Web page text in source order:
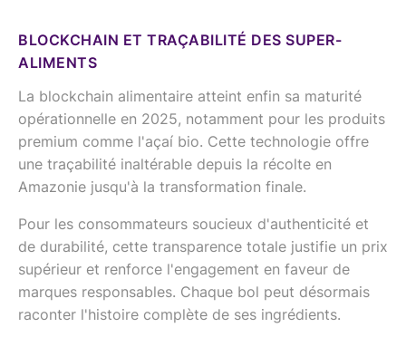
BLOCKCHAIN ET TRAÇABILITÉ DES SUPER-
ALIMENTS
La blockchain alimentaire atteint enfin sa maturité
opérationnelle en 2025, notamment pour les produits
premium comme l'açaí bio. Cette technologie offre
une traçabilité inaltérable depuis la récolte en
Amazonie jusqu'à la transformation finale.
Pour les consommateurs soucieux d'authenticité et
de durabilité, cette transparence totale justifie un prix
supérieur et renforce l'engagement en faveur de
marques responsables. Chaque bol peut désormais
raconter l'histoire complète de ses ingrédients.